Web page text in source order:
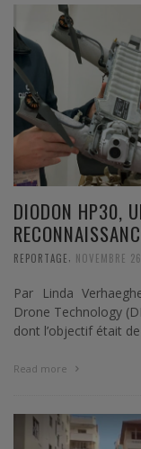
DIODON HP30,
REPORTAGE NOVEMBRE
Par Linda
Drone Technology
dont l’objectif était
Read more